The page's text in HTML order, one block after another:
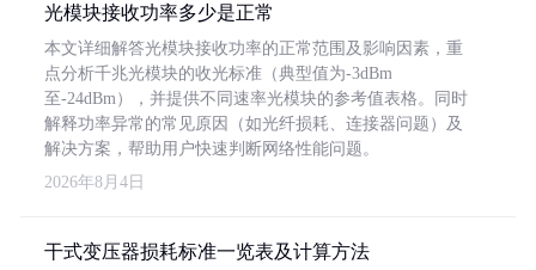
光模块接收功率多少是正常
本文详细解答光模块接收功率的正常范围及影响因素，重
点分析千兆光模块的收光标准（典型值为-3dBm
至-24dBm），并提供不同速率光模块的参考值表格。同时
解释功率异常的常见原因（如光纤损耗、连接器问题）及
解决方案，帮助用户快速判断网络性能问题。
2026年8月4日
干式变压器损耗标准一览表及计算方法